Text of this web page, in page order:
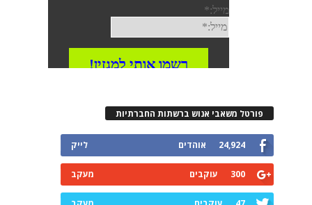
פורטל משאבי אנוש ברשתות החברתיות
24,924 אוהדים לייק
300 עוקבים מעקב